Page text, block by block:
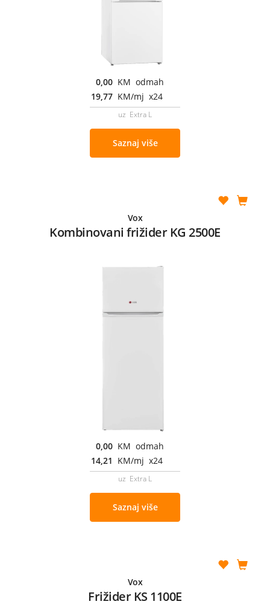
0,00 KM odmah
19,77 KM/mj x24
uz Extra L
Saznaj više
Vox
Kombinovani frižider KG 2500E
0,00 KM odmah
14,21 KM/mj x24
uz Extra L
Saznaj više
Vox
Frižider KS 1100E